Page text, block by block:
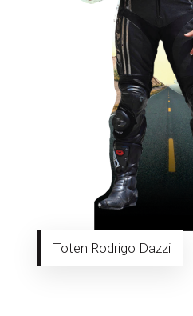
Toten Rodrigo Dazzi